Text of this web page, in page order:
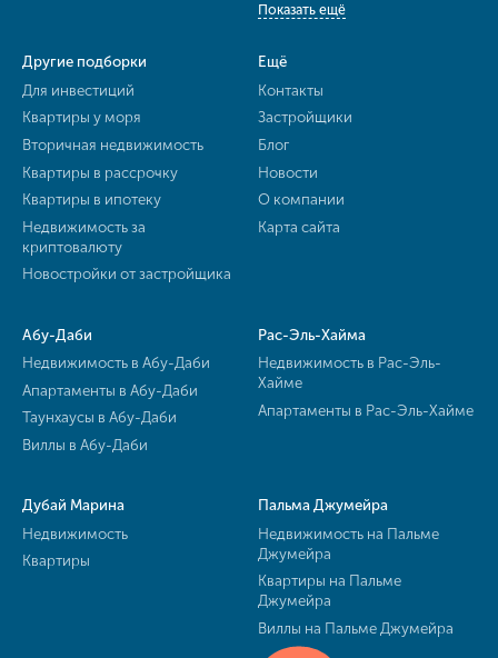
Показать ещё
Другие подборки
Для инвестиций
Квартиры у моря
Вторичная недвижимость
Квартиры в рассрочку
Квартиры в ипотеку
Недвижимость за
криптовалюту
Новостройки от застройщика
Ещё
Контакты
Застройщики
Блог
Новости
О компании
Карта сайта
Абу-Даби
Недвижимость в Абу-Даби
Апартаменты в Абу-Даби
Таунхаусы в Абу-Даби
Виллы в Абу-Даби
Рас-Эль-Хайма
Недвижимость в Рас-Эль-
Хайме
Апартаменты в Рас-Эль-Хайме
Дубай Марина
Недвижимость
Квартиры
Пальма Джумейра
Недвижимость на Пальме
Джумейра
Квартиры на Пальме
Джумейра
Виллы на Пальме Джумейра